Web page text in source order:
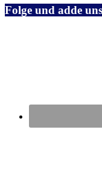
Folge und adde uns